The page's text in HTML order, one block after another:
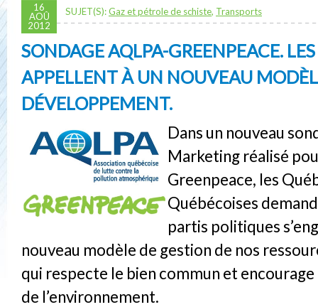
16
AOÛ
2012
SUJET(S):Gaz et pétrole de schiste, Transports
SONDAGE AQLPA-GREENPEACE.
APPELLENT À UN NOUVEAU
DÉVELOPPEMENT.
Dans un nouveau
Marketing réalisé
Greenpeace, les
Québécoises
partis politiques
nouveau modèle de gestion de nos
qui respecte le bien commun et
de l’environnement.